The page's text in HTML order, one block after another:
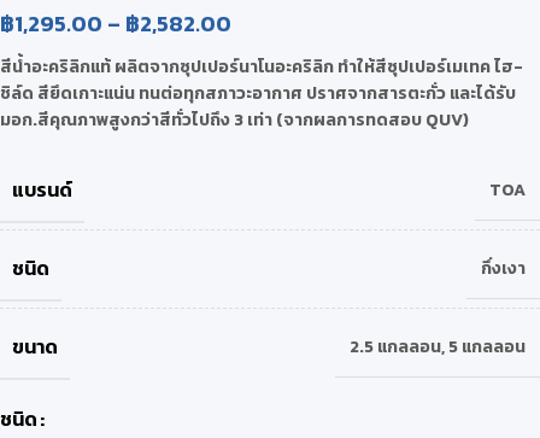
฿1,295.00 – ฿2,582.00
สีน้ำอะคริลิกแท้ ผลิตจากซุปเปอร์นาโนอะคริลิก ทำให้สีซุปเปอร์เมเทค ไฮ-
ชิล์ด สียึดเกาะแน่น ทนต่อทุกสภาวะอากาศ ปราศจากสารตะกั่ว และได้รับ
มอก.สีคุณภาพสูงกว่าสีทั่วไปถึง 3 เท่า (จากผลการทดสอบ QUV)
แบรนด์ TOA
ชนิด กึ่งเงา
ขนาด 2.5 แกลลอน,5 แกลลอน
ชนิด